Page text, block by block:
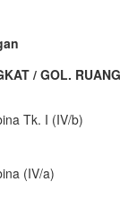
/ GOL. RUANG
Tk. I (IV/b)
(IV/a)